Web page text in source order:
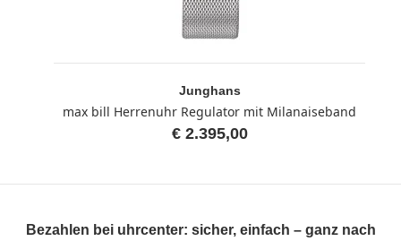
Junghans
max bill Herrenuhr Regulator mit Milanaiseband
€ 2.395,00
Bezahlen bei uhrcenter: sicher, einfach – ganz nach